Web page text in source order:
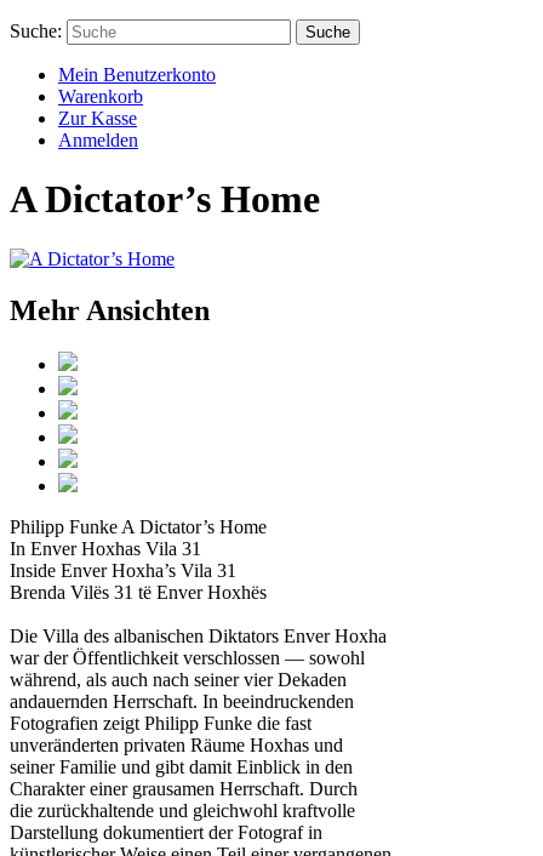
Suche: Suche
Mein Benutzerkonto
Warenkorb
Zur Kasse
Anmelden
A Dictator’s Home
Mehr Ansichten
Philipp Funke A Dictator’s Home
In Enver Hoxhas Vila 31
Inside Enver Hoxha’s Vila 31
Brenda Vilës 31 të Enver Hoxhës
Die Villa des albanischen Diktators Enver Hoxha
war der Öffentlichkeit verschlossen — sowohl
während, als auch nach seiner vier Dekaden
andauernden Herrschaft. In beeindruckenden
Fotografien zeigt Philipp Funke die fast
unveränderten privaten Räume Hoxhas und
seiner Familie und gibt damit Einblick in den
Charakter einer grausamen Herrschaft. Durch
die zurückhaltende und gleichwohl kraftvolle
Darstellung dokumentiert der Fotograf in